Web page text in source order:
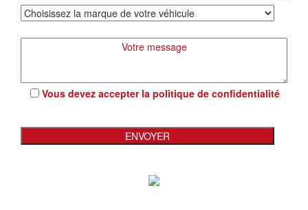
Vous devez accepter la politique de confidentialité